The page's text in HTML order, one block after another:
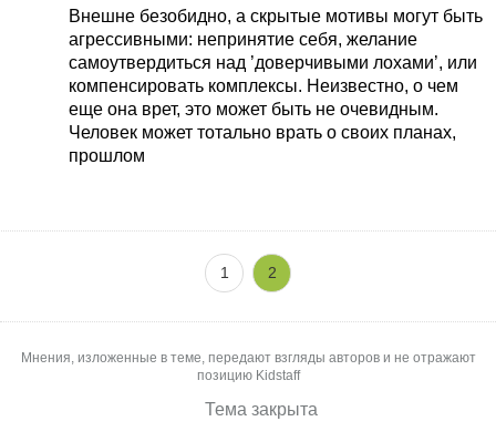
Внешне безобидно, а скрытые мотивы могут быть
агрессивными: непринятие себя, желание
самоутвердиться над ’доверчивыми лохами’, или
компенсировать комплексы. Неизвестно, о чем
еще она врет, это может быть не очевидным.
Человек может тотально врать о своих планах,
прошлом
1 2
Мнения, изложенные в теме, передают взгляды авторов и не отражают
позицию Kidstaff
Тема закрыта